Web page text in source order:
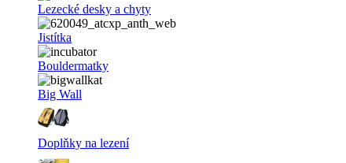
Lezecké desky a chyty
Jistítka
Bouldermatky
Big Wall
Doplňky na lezení